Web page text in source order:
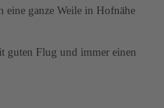
eine ganze Weile in Hofnähe
guten Flug und immer einen